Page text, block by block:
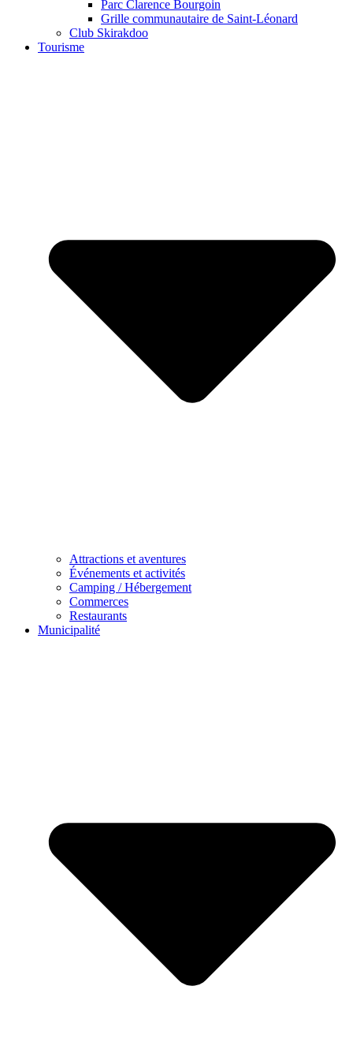
Parc Clarence Bourgoin
Grille communautaire de Saint-Léonard
Club Skirakdoo
Tourisme
Attractions et aventures
Événements et activités
Camping / Hébergement
Commerces
Restaurants
Municipalité